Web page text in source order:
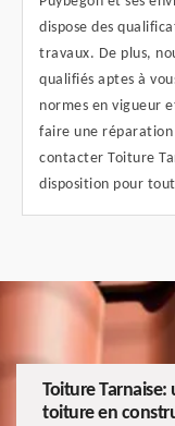
dispose des
travaux. De plus,
qualifiés aptes à
normes en vigueur
faire une
contacter Toiture
disposition pour
Toiture
toiture en